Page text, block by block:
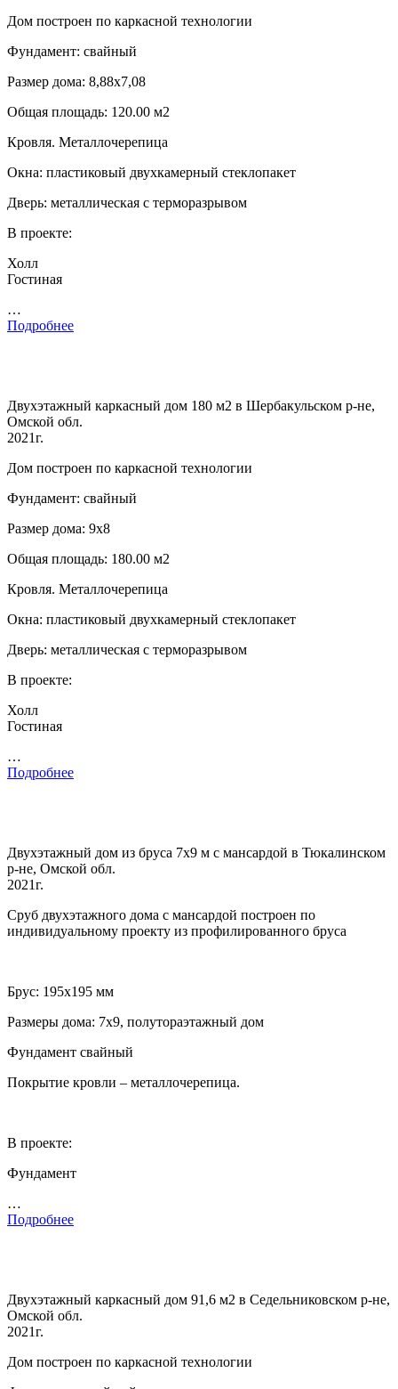
Дом построен по каркасной технологии
Фундамент: свайный
Размер дома: 8,88х7,08
Общая площадь: 120.00 м2
Кровля. Металлочерепица
Окна: пластиковый двухкамерный стеклопакет
Дверь: металлическая с терморазрывом
В проекте:
Холл
Гостиная
…
Подробнее
Двухэтажный каркасный дом 180 м2 в Шербакульском р-не,
Омской обл.
2021г.
Дом построен по каркасной технологии
Фундамент: свайный
Размер дома: 9х8
Общая площадь: 180.00 м2
Кровля. Металлочерепица
Окна: пластиковый двухкамерный стеклопакет
Дверь: металлическая с терморазрывом
В проекте:
Холл
Гостиная
…
Подробнее
Двухэтажный дом из бруса 7х9 м с мансардой в Тюкалинском
р-не, Омской обл.
2021г.
Сруб двухэтажного дома с мансардой построен по
индивидуальному проекту из профилированного бруса
Брус: 195х195 мм
Размеры дома: 7х9, полутораэтажный дом
Фундамент свайный
Покрытие кровли – металлочерепица.
В проекте:
Фундамент
…
Подробнее
Двухэтажный каркасный дом 91,6 м2 в Седельниковском р-не,
Омской обл.
2021г.
Дом построен по каркасной технологии